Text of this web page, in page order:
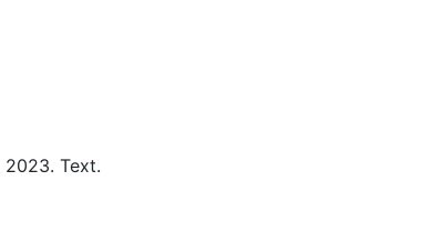
2023. Text.